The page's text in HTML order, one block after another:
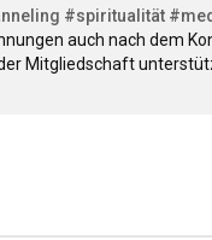
#spiritualität
auch nach dem
Mitgliedschaft